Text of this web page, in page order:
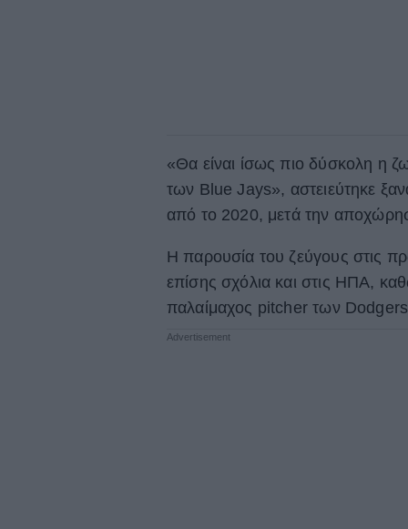
«Θα είναι ίσως πιο δύσκολη η
των Blue Jays», αστειεύτηκε
από το 2020, μετά την
Η παρουσία του ζεύγους στις
επίσης σχόλια και στις ΗΠΑ,
παλαίμαχος pitcher των